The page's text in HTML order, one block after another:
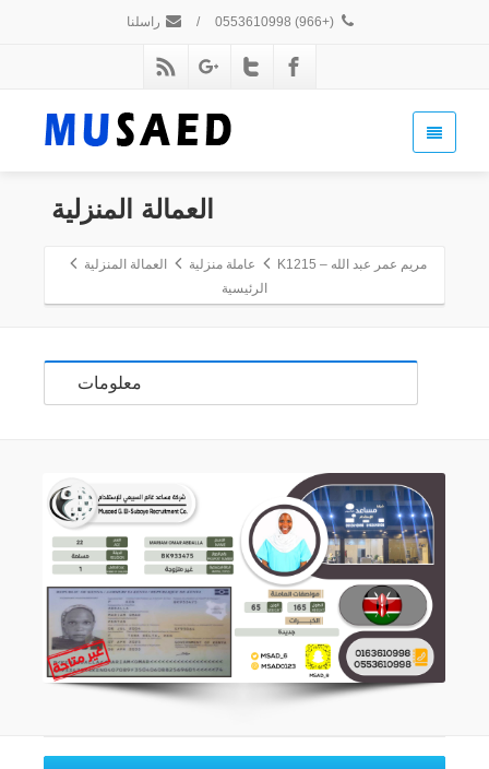
(+966) 0553610998
/ راسلنا
العمالة المنزلية
مريم عمر عبد الله – K1215 عاملة منزلية
العمالة المنزلية
الرئيسية
معلومات